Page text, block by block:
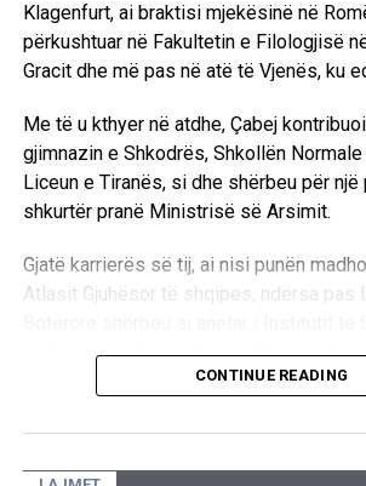
Klagenfurt, ai braktisi mjekësinë në
përkushtuar në Fakultetin e Filologjisë
Gracit dhe më pas në atë të Vjenës, ku
Me të u kthyer në atdhe, Çabej
gjimnazin e Shkodrës, Shkollën
Liceun e Tiranës, si dhe shërbeu për
shkurtër pranë Ministrisë së Arsimit.
Gjatë karrierës së tij, ai nisi punën
Atlasit Gjuhësor të shqipes, ndërsa pas
pedagog në Universitetin e Tiranës dhe
Akademisë së Shkencave. Integriteti i tij
Mbretëror i Studimeve Shqiptare.
CONTINUE READING